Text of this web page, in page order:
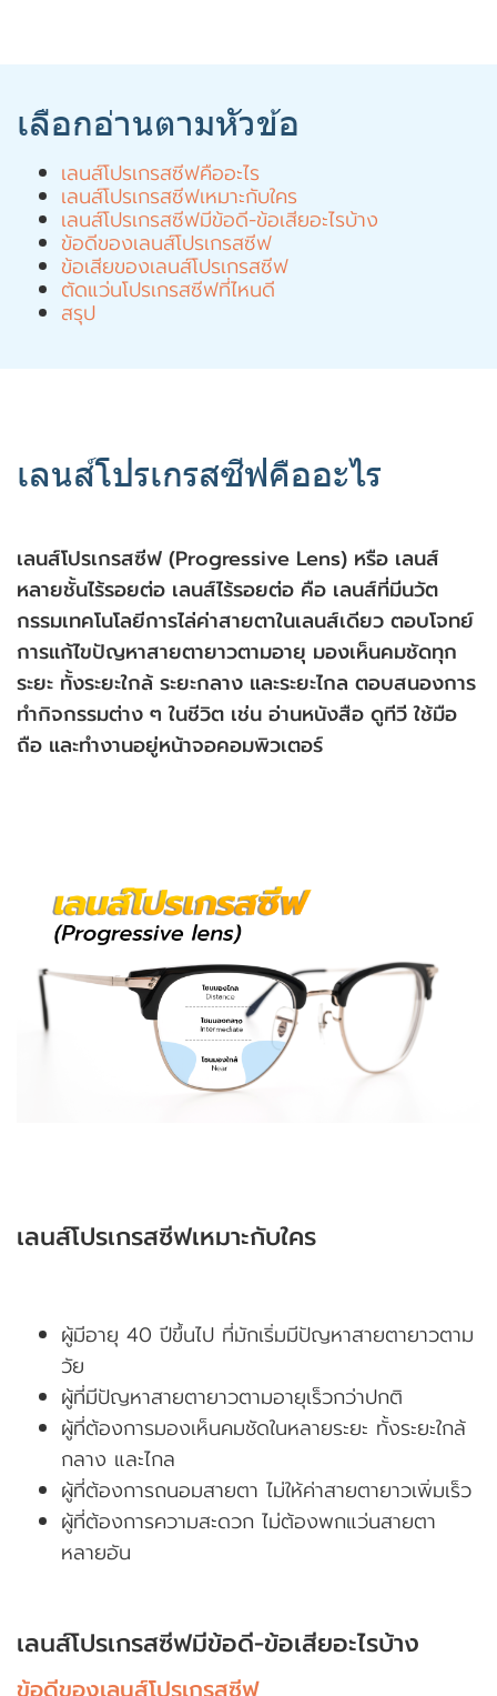
เลือกอ่านตามหัวข้อ
เลนส์โปรเกรสซีฟคืออะไร
เลนส์โปรเกรสซีฟเหมาะกับใคร
เลนส์โปรเกรสซีฟมีข้อดี-ข้อเสียอะไรบ้าง
ข้อดีของเลนส์โปรเกรสซีฟ
ข้อเสียของเลนส์โปรเกรสซีฟ
ตัดแว่นโปรเกรสซีฟที่ไหนดี
สรุป
เลนส์โปรเกรสซีฟคืออะไร
เลนส์โปรเกรสซีฟ (Progressive Lens) หรือ เลนส์
หลายชั้นไร้รอยต่อ เลนส์ไร้รอยต่อ คือ เลนส์ที่มีนวัต
กรรมเทคโนโลยีการไล่ค่าสายตาในเลนส์เดียว ตอบโจทย์
การแก้ไขปัญหาสายตายาวตามอายุ มองเห็นคมชัดทุก
ระยะ ทั้งระยะใกล้ ระยะกลาง และระยะไกล ตอบสนองการ
ทำกิจกรรมต่าง ๆ ในชีวิต เช่น อ่านหนังสือ ดูทีวี ใช้มือ
ถือ และทำงานอยู่หน้าจอคอมพิวเตอร์
เลนส์โปรเกรสซีฟเหมาะกับใคร
ผู้มีอายุ 40 ปีขึ้นไป ที่มักเริ่มมีปัญหาสายตายาวตาม
วัย
ผู้ที่มีปัญหาสายตายาวตามอายุเร็วกว่าปกติ
ผู้ที่ต้องการมองเห็นคมชัดในหลายระยะ ทั้งระยะใกล้
กลาง และไกล
ผู้ที่ต้องการถนอมสายตา ไม่ให้ค่าสายตายาวเพิ่มเร็ว
ผู้ที่ต้องการความสะดวก ไม่ต้องพกแว่นสายตา
หลายอัน
เลนส์โปรเกรสซีฟมีข้อดี-ข้อเสียอะไรบ้าง
ข้อดีของเลนส์โปรเกรสซีฟ